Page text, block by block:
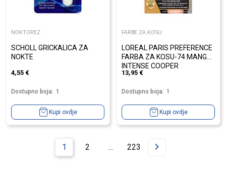
NOKTOREZ
SCHOLL GRICKALICA ZA
NOKTE
4,55 €
Dostupno boja: 1
Kupi ovdje
FARBE ZA KOSU
LOREAL PARIS PREFERENCE
FARBA ZA KOSU-74 MANGO
INTENSE COOPER
13,95 €
Dostupno boja: 1
Kupi ovdje
1 2 ... 223